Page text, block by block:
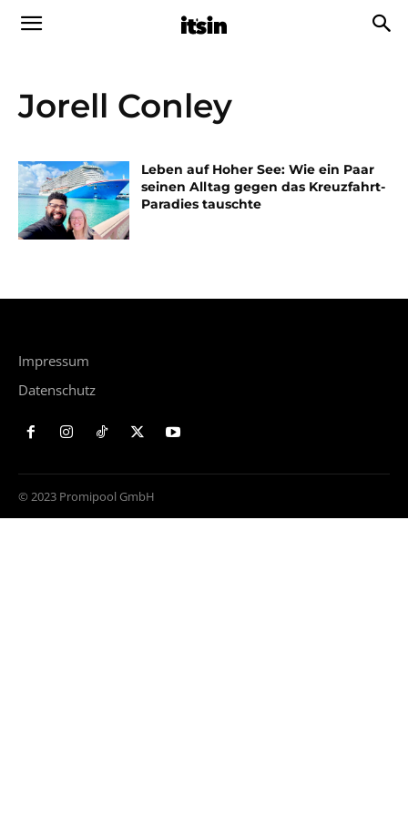
Jorell Conley
Leben auf Hoher See: Wie ein Paar
seinen Alltag gegen das Kreuzfahrt-
Paradies tauschte
Impressum
Datenschutz
© 2023 Promipool GmbH